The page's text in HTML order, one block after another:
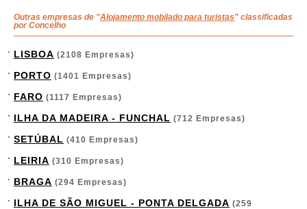
Outras empresas de "Alojamento mobilado para turistas" classificadas
por Concelho
LISBOA (2108 Empresas)
PORTO (1401 Empresas)
FARO (1117 Empresas)
ILHA DA MADEIRA - FUNCHAL (712 Empresas)
SETÚBAL (410 Empresas)
LEIRIA (310 Empresas)
BRAGA (294 Empresas)
ILHA DE SÃO MIGUEL - PONTA DELGADA (259